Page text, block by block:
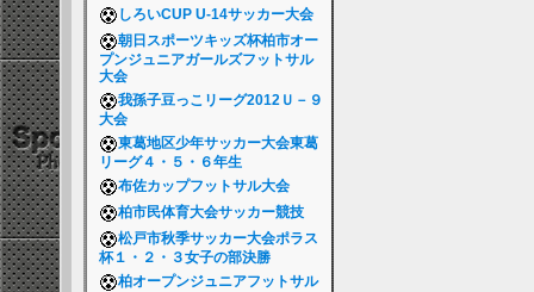
しろいCUP U-14サッカー大会
朝日スポーツキッズ杯柏市オー
プンジュニアガールズフットサル
大会
我孫子豆っこリーグ2012Ｕ－９
大会
東葛地区少年サッカー大会東葛
リーグ４・５・６年生
布佐カップフットサル大会
柏市民体育大会サッカー競技
松戸市秋季サッカー大会ポラス
杯１・２・３女子の部決勝
柏オープンジュニアフットサル